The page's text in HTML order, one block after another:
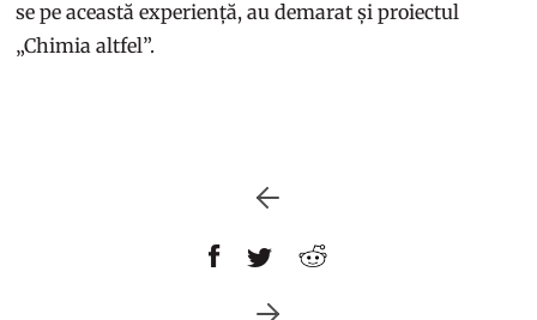
se pe această experiență, au demarat și proiectul
„Chimia altfel”.